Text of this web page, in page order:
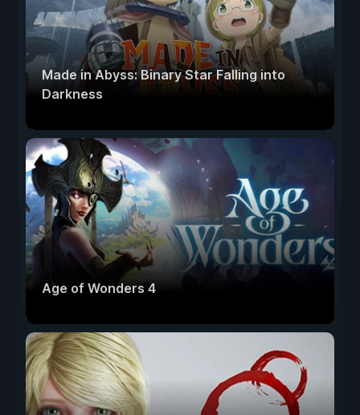
Made in Abyss: Binary Star Falling into
Darkness
Age of Wonders 4